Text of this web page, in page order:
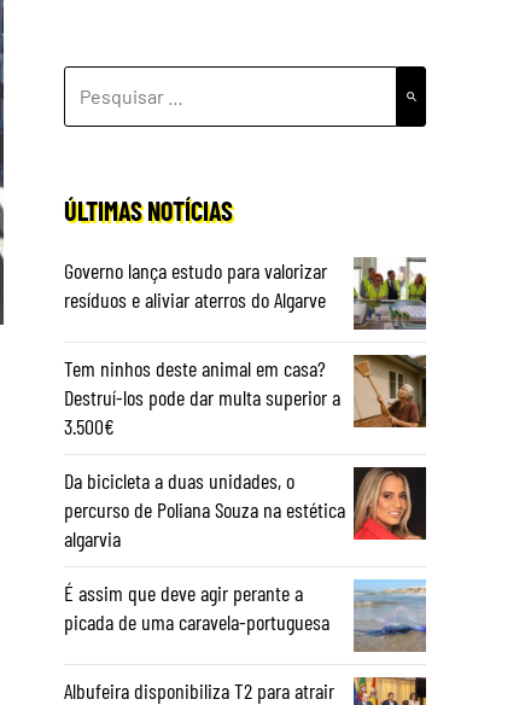
POR:
ÚLTIMAS NOTÍCIAS
Governo lança estudo para valorizar
resíduos e aliviar aterros do Algarve
Tem ninhos deste animal em casa?
Destruí-los pode dar multa superior a
3.500€
Da bicicleta a duas unidades, o
percurso de Poliana Souza na estética
algarvia
É assim que deve agir perante a
picada de uma caravela-portuguesa
Albufeira disponibiliza T2 para atrair